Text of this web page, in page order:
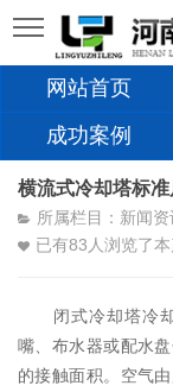
网站首页
成功案例
横流式冷却塔标
所属栏目：新闻资
已有83 人浏览了
闭式冷却塔冷却
嘴、布水器或配水
的接触面积。空气